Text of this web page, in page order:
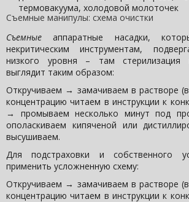
термовакуума, холодовой молоточек
Съемные манипулы: схема очистки
Съемные аппаратные насадки,
некритическим инструментам,
низкого уровня – там
выглядит таким образом:
Откручиваем → замачиваем в растворе
концентрацию читаем в инструкции к
→ промываем несколько минут под
ополаскиваем кипяченой или
высушиваем.
Для подстраховки и собственного
применить усложненную схему:
Откручиваем → замачиваем в растворе
концентрацию читаем в инструкции к